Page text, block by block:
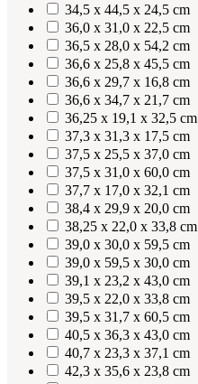
34,5 x 44,5 x 24,5 cm
36,0 x 31,0 x 22,5 cm
36,5 x 28,0 x 54,2 cm
36,6 x 25,8 x 45,5 cm
36,6 x 29,7 x 16,8 cm
36,6 x 34,7 x 21,7 cm
36,25 x 19,1 x 32,5 cm
37,3 x 31,3 x 17,5 cm
37,5 x 25,5 x 37,0 cm
37,5 x 31,0 x 60,0 cm
37,7 x 17,0 x 32,1 cm
38,4 x 29,9 x 20,0 cm
38,25 x 22,0 x 33,8 cm
39,0 x 30,0 x 59,5 cm
39,0 x 59,5 x 30,0 cm
39,1 x 23,2 x 43,0 cm
39,5 x 22,0 x 33,8 cm
39,5 x 31,7 x 60,5 cm
40,5 x 36,3 x 43,0 cm
40,7 x 23,3 x 37,1 cm
42,3 x 35,6 x 23,8 cm